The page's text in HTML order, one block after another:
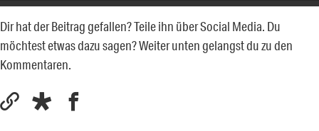
Dir hat der Beitrag gefallen? Teile ihn über Social Media. Du
möchtest etwas dazu sagen? Weiter unten gelangst du zu den
Kommentaren.